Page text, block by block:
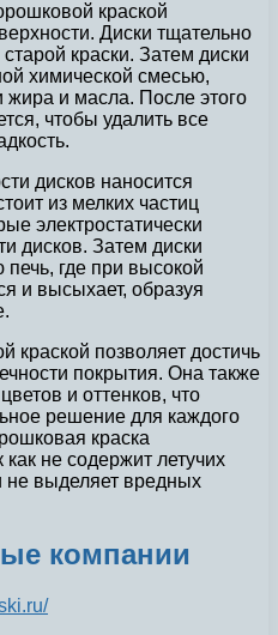
краской
Диски тщательно
краски. Затем диски
химической смесью,
жира и масла. После этого
чтобы удалить все
дисков наносится
из мелких частиц
электростатически
дисков. Затем диски
где при высокой
и высыхает, образуя
краской позволяет достичь
покрытия. Она также
и оттенков, что
решение для каждого
краска
как не содержит летучих
не выделяет вредных
компании